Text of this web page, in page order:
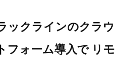
ックラインのクラウ
フォーム導入で リモ